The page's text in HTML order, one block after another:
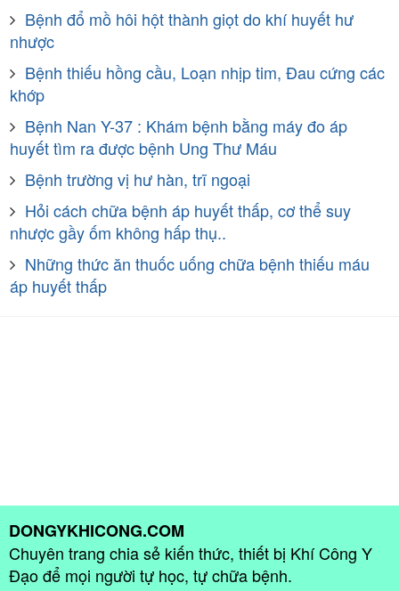
Bệnh đổ mồ hôi hột thành giọt do khí huyết hư
nhược
Bệnh thiếu hồng cầu, Loạn nhịp tim, Đau cứng các
khớp
Bệnh Nan Y-37 : Khám bệnh bằng máy đo áp
huyết tìm ra được bệnh Ung Thư Máu
Bệnh trường vị hư hàn, trĩ ngoại
Hỏi cách chữa bệnh áp huyết thấp, cơ thể suy
nhược gầy ốm không hấp thụ..
Những thức ăn thuốc uống chữa bệnh thiếu máu
áp huyết thấp
DONGYKHICONG.COM
Chuyên trang chia sẻ kiến thức, thiết bị Khí Công Y
Đạo để mọi người tự học, tự chữa bệnh.